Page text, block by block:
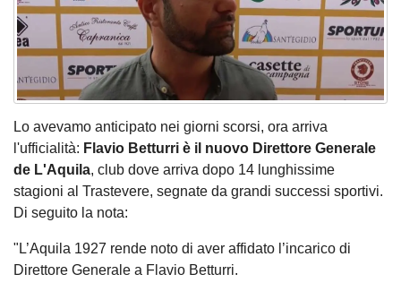
Lo avevamo anticipato nei giorni scorsi, ora arriva
l'ufficialità: Flavio Betturri è il nuovo Direttore Generale
de L'Aquila, club dove arriva dopo 14 lunghissime
stagioni al Trastevere, segnate da grandi successi sportivi.
Di seguito la nota:
"L’Aquila 1927 rende noto di aver affidato l’incarico di
Direttore Generale a Flavio Betturri.